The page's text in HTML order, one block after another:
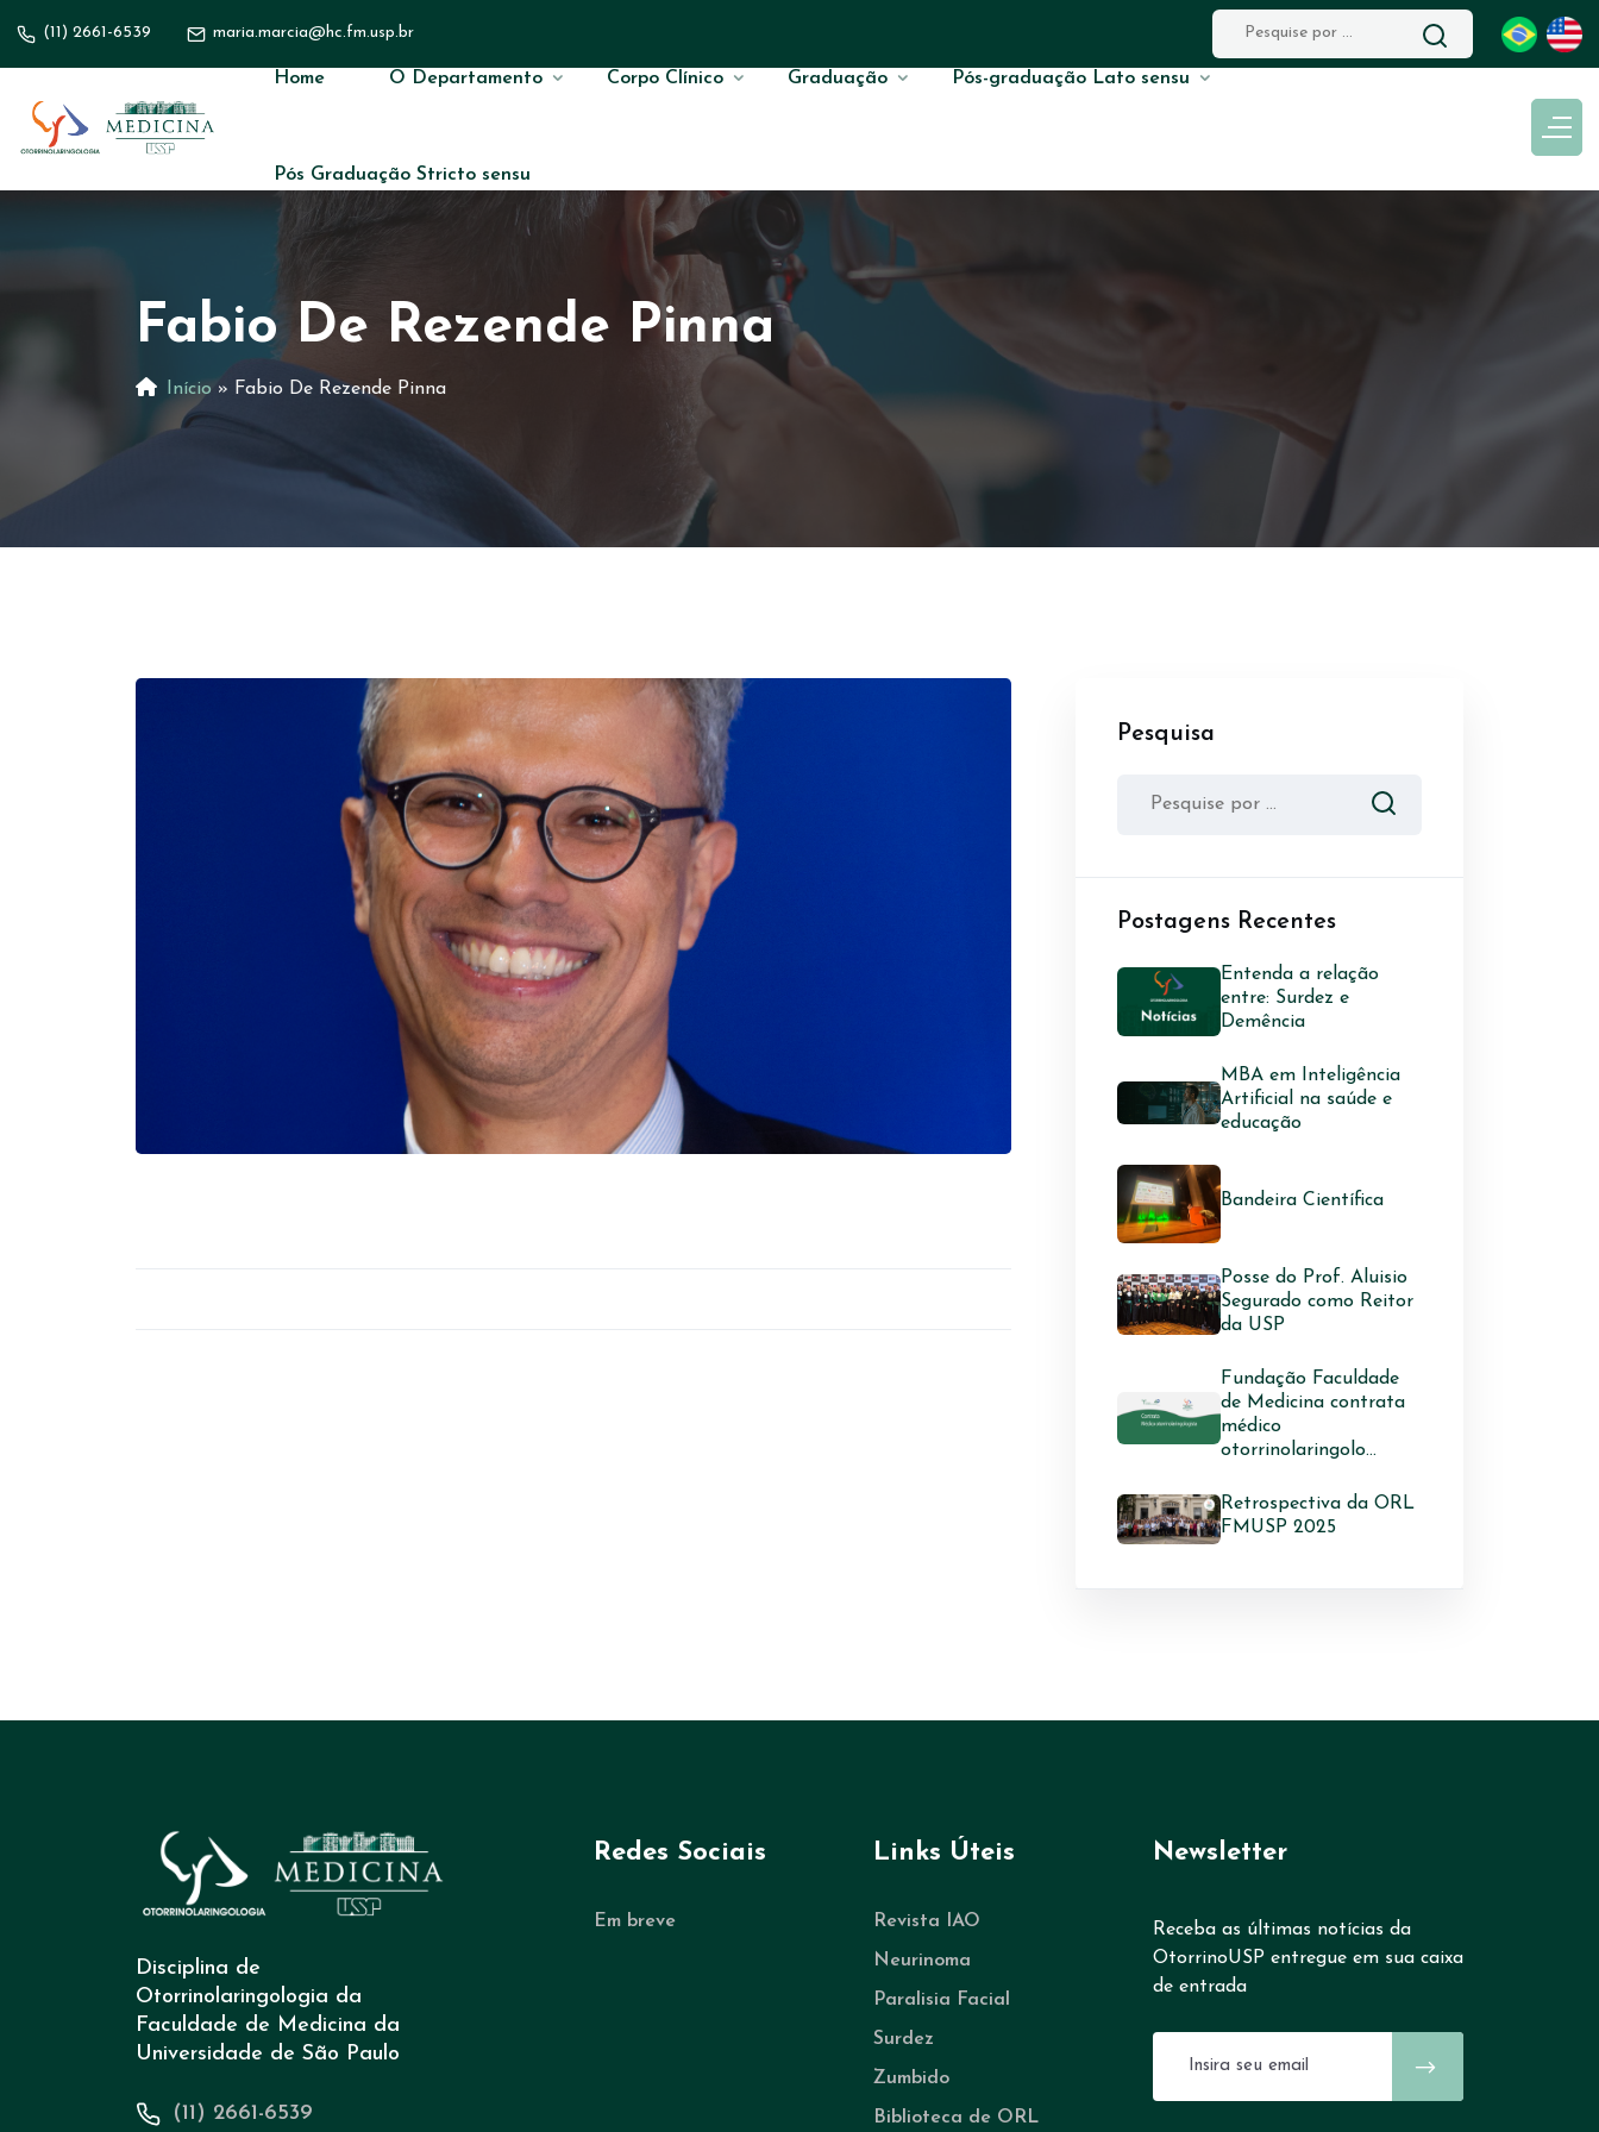
(11) 2661-6539 maria.marcia@hc.fm.usp.br
Home O Departamento Corpo Clínico Graduação Pós-graduação Lato sensu
Pós Graduação Stricto sensu
Fabio De Rezende Pinna
Início » Fabio De Rezende Pinna
Pesquisa
Postagens Recentes
Entenda a relação
entre: Surdez e
Demência
MBA em Inteligência
Artificial na saúde e
educação
Bandeira Científica
Posse do Prof. Aluisio
Segurado como Reitor
da USP
Fundação Faculdade
de Medicina contrata
médico
otorrinolaringolo...
Retrospectiva da ORL
FMUSP 2025
Disciplina de
Otorrinolaringologia da
Faculdade de Medicina da
Universidade de São Paulo
(11) 2661-6539
Redes Sociais
Em breve
Links Úteis
Revista IAO
Neurinoma
Paralisia Facial
Surdez
Zumbido
Biblioteca de ORL
Newsletter
Receba as últimas notícias da
OtorrinoUSP entregue em sua caixa
de entrada